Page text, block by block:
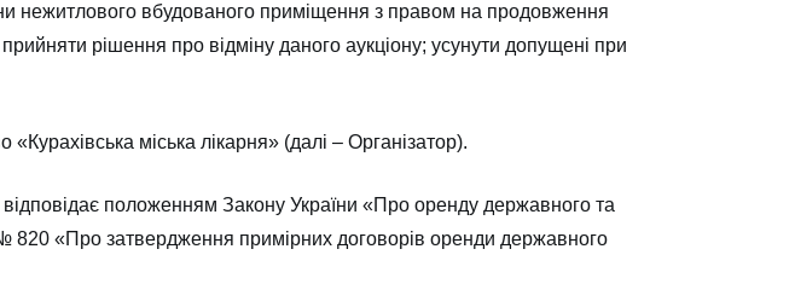
нежитлового вбудованого приміщення з правом на продовження
рішення про відміну даного аукціону; усунути допущені при
міська лікарня» (далі – Організатор).
положенням Закону України «Про оренду державного та
820 «Про затвердження примірних договорів оренди державного